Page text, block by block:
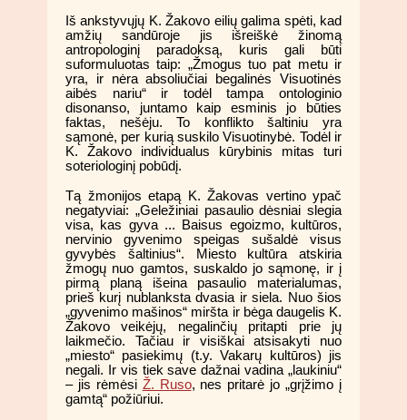
Iš ankstyvųjų K. Žakovo eilių galima spėti, kad
amžių sandūroje jis išreiškė žinomą
antropologinį paradoksą, kuris gali būti
suformuluotas taip: „Žmogus tuo pat metu ir
yra, ir nėra absoliučiai begalinės Visuotinės
aibės nariu“ ir todėl tampa ontologinio
disonanso, juntamo kaip esminis jo būties
faktas, nešėju. To konflikto šaltiniu yra
sąmonė, per kurią suskilo Visuotinybė. Todėl ir
K. Žakovo individualus kūrybinis mitas turi
soteriologinį pobūdį.
Tą žmonijos etapą K. Žakovas vertino ypač
negatyviai: „Geležiniai pasaulio dėsniai slegia
visa, kas gyva ... Baisus egoizmo, kultūros,
nervinio gyvenimo speigas sušaldė visus
gyvybės šaltinius“. Miesto kultūra atskiria
žmogų nuo gamtos, suskaldo jo sąmonę, ir į
pirmą planą išeina pasaulio materialumas,
prieš kurį nublanksta dvasia ir siela. Nuo šios
„gyvenimo mašinos“ miršta ir bėga daugelis K.
Žakovo veikėjų, negalinčių pritapti prie jų
laikmečio. Tačiau ir visiškai atsisakyti nuo
„miesto“ pasiekimų (t.y. Vakarų kultūros) jis
negali. Ir vis tiek save dažnai vadina „laukiniu“
– jis rėmėsi Ž. Ruso, nes pritarė jo „grįžimo į
gamtą“ požiūriui.